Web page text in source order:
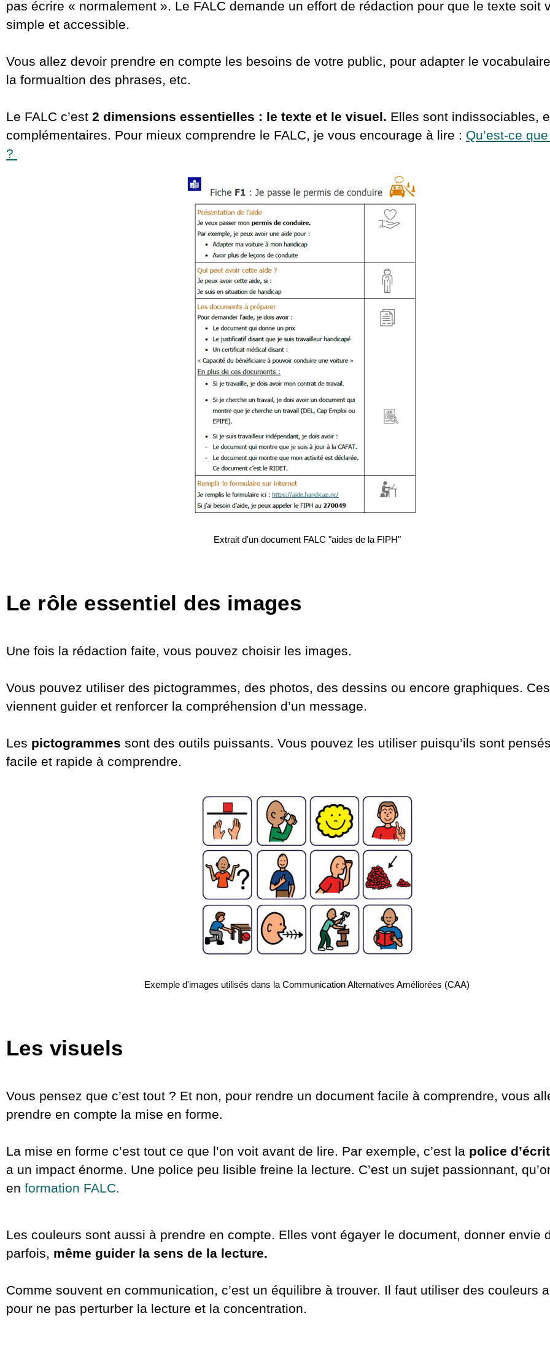
pas écrire « normalement ». Le FALC demande un effort de rédaction pour que le texte soit
simple et accessible.
Vous allez devoir prendre en compte les besoins de votre public, pour adapter le
la formualtion des phrases, etc.
Le FALC c’est 2 dimensions essentielles : le texte et le visuel. Elles sont indissociables,
complémentaires. Pour mieux comprendre le FALC, je vous encourage à lire : Qu’est-ce
?
Extrait d'un document FALC "aides de la FIPH"
Le rôle essentiel des images
Une fois la rédaction faite, vous pouvez choisir les images.
Vous pouvez utiliser des pictogrammes, des photos, des dessins ou encore graphiques.
viennent guider et renforcer la compréhension d’un message.
Les pictogrammes sont des outils puissants. Vous pouvez les utiliser puisqu’ils sont
facile et rapide à comprendre.
Exemple d'images utilisés dans la Communication Alternatives Améliorées (CAA)
Les visuels
Vous pensez que c’est tout ? Et non, pour rendre un document facile à comprendre, vous
prendre en compte la mise en forme.
La mise en forme c’est tout ce que l’on voit avant de lire. Par exemple, c’est la police
a un impact énorme. Une police peu lisible freine la lecture. C’est un sujet passionnant,
en formation FALC.
Les couleurs sont aussi à prendre en compte. Elles vont égayer le document, donner envie
parfois, même guider la sens de la lecture.
Comme souvent en communication, c’est un équilibre à trouver. Il faut utiliser des couleurs
pour ne pas perturber la lecture et la concentration.